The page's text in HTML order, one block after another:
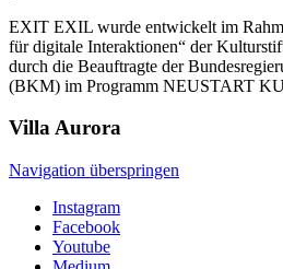
EXIT EXIL wurde entwickelt im
für digitale Interaktionen“ der
durch die Beauftragte der
(BKM) im Programm NEUSTART
VillaAurora
Navigation überspringen
Instagram
Facebook
Youtube